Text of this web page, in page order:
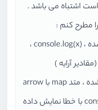
اشتباه می باشد .
مطرح کنم :
کدی که از لاین 10 تا 15 نوشته شده ، (x)console.log ،
کدی که از لاین 19 تا 23 نوشته شده ، متد map با arrow
function هست که (x)console.log با خطا نمایش داده